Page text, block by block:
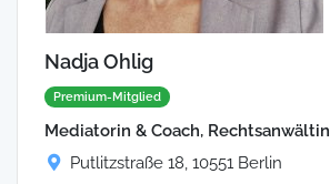
Nadja Ohlig
Premium-Mitglied
Mediatorin & Coach, Rechtsanwältin
Putlitzstraße 18, 10551 Berlin